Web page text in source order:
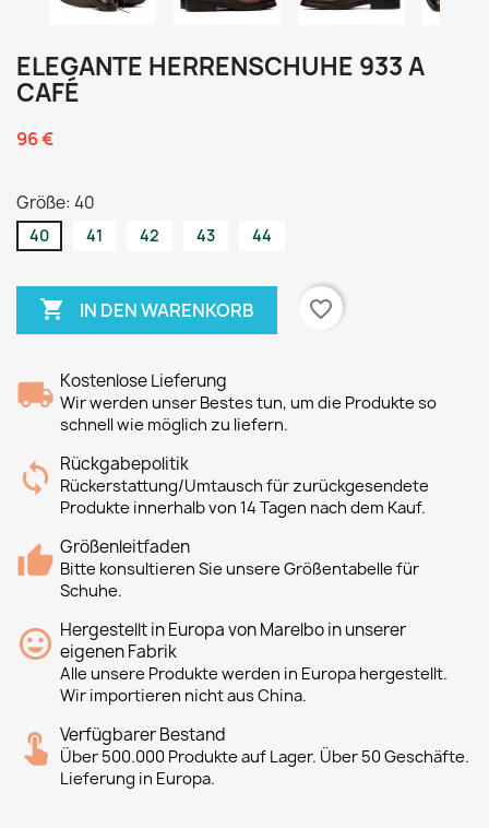
ELEGANTE HERRENSCHUHE 933 A
CAFÉ
96 €
Größe: 40
40 41 42 43 44
 IN DEN WARENKORB favorite_border
Kostenlose Lieferung
Wir werden unser Bestes tun, um die Produkte so
schnell wie möglich zu liefern.
Rückgabepolitik
Rückerstattung/Umtausch für zurückgesendete
Produkte innerhalb von 14 Tagen nach dem Kauf.
Größenleitfaden
Bitte konsultieren Sie unsere Größentabelle für
Schuhe.
Hergestellt in Europa von Marelbo in unserer
eigenen Fabrik
Alle unsere Produkte werden in Europa hergestellt.
Wir importieren nicht aus China.
Verfügbarer Bestand
Über 500.000 Produkte auf Lager. Über 50 Geschäfte.
Lieferung in Europa.